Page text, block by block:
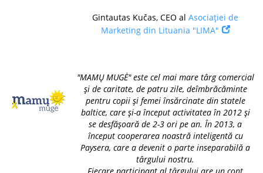
Gintautas Kučas, CEO al Asociației de
Marketing din Lituania "LIMA"
"MAMŲ MUGĖ" este cel mai mare târg comercial
și de caritate, de patru zile, deîmbrăcăminte
pentru copii și femei însărcinate din statele
baltice, care și-a început activitatea în 2012 și
se desfășoară de 2-3 ori pe an. În 2013, a
început cooperarea noastră inteligentă cu
Paysera, care a devenit o parte inseparabilă a
târgului nostru.